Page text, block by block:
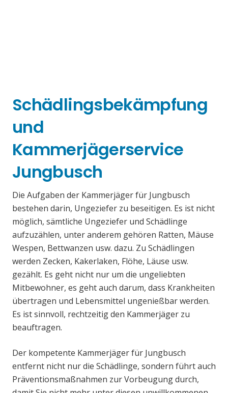
Schädlingsbekämpfung
und
Kammerjägerservice
Jungbusch
Die Aufgaben der Kammerjäger für Jungbusch
bestehen darin, Ungeziefer zu beseitigen. Es ist nicht
möglich, sämtliche Ungeziefer und Schädlinge
aufzuzählen, unter anderem gehören Ratten, Mäuse
Wespen, Bettwanzen usw. dazu. Zu Schädlingen
werden Zecken, Kakerlaken, Flöhe, Läuse usw.
gezählt. Es geht nicht nur um die ungeliebten
Mitbewohner, es geht auch darum, dass Krankheiten
übertragen und Lebensmittel ungenießbar werden.
Es ist sinnvoll, rechtzeitig den Kammerjäger zu
beauftragen.
Der kompetente Kammerjäger für Jungbusch
entfernt nicht nur die Schädlinge, sondern führt auch
Präventionsmaßnahmen zur Vorbeugung durch,